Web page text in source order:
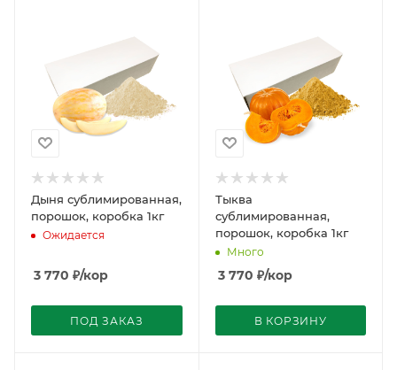
Дыня сублимированная,
порошок, коробка 1кг
Ожидается
3 770 ₽/кор
ПОД ЗАКАЗ
Тыква
сублимированная,
порошок, коробка 1кг
Много
3 770 ₽/кор
В КОРЗИНУ